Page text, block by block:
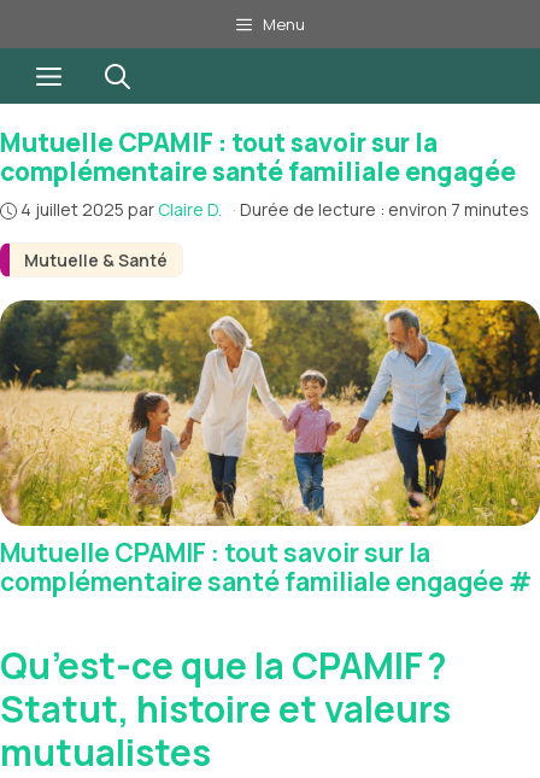
au
contenu
Menu
Menu
Mutuelle & Santé
Mutuelle CPAMIF : tout savoir sur la
complémentaire santé familiale engagée
4 juillet 2025 par Claire D. · Durée de lecture : environ 7 minutes
Mutuelle CPAMIF : tout savoir sur la
complémentaire santé familiale engagée#
Qu’est-ce que la CPAMIF ?
Statut, histoire et valeurs
mutualistes